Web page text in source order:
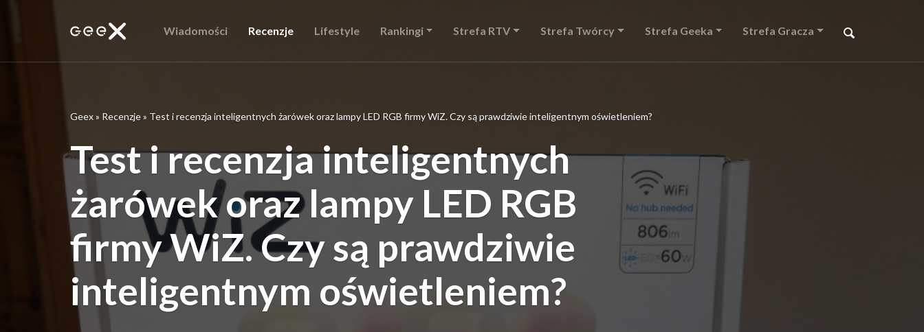
Wiadomości Recenzje Lifestyle Rankingi Strefa RTV Strefa Twórcy Strefa Geeka Strefa Gracza
Geex» Recenzje» Test i recenzja inteligentnych żarówek oraz lampy LED RGB firmy WiZ. Czy są prawdziwie inteligentnym oświetleniem?
Test i recenzja inteligentnych
żarówek oraz lampy LED RGB
firmy WiZ. Czy są prawdziwie
inteligentnym oświetleniem?